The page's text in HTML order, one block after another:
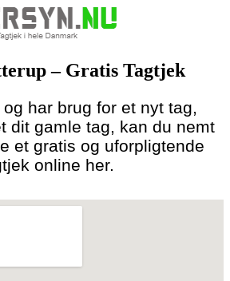
– Gratis Tagtjek
har brug for et nyt tag,
dit gamle tag, kan du nemt
et gratis og uforpligtende
online her.